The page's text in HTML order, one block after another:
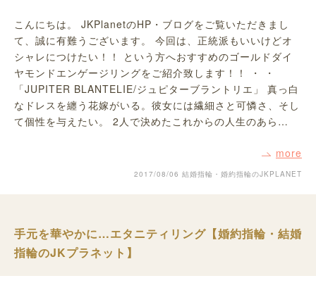
こんにちは。 JKPlanetのHP・ブログをご覧いただきまし
て、誠に有難うございます。 今回は、正統派もいいけどオ
シャレにつけたい！！ という方へおすすめのゴールドダイ
ヤモンドエンゲージリングをご紹介致します！！ ・ ・
「JUPITER BLANTELIE/ジュピターブラントリエ」 真っ白
なドレスを纏う花嫁がいる。彼女には繊細さと可憐さ、そし
て個性を与えたい。 2人で決めたこれからの人生のあら…
more
2017/08/06 結婚指輪・婚約指輪のJKPLANET
手元を華やかに…エタニティリング【婚約指輪・結婚
指輪のJKプラネット】